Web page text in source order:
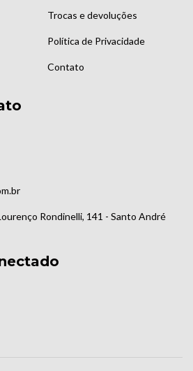
Trocas e devoluções
Política de Privacidade
Contato
Rondinelli, 141 - Santo André